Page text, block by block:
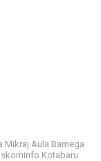
Mikraj Aula Bamega
Kotabaru